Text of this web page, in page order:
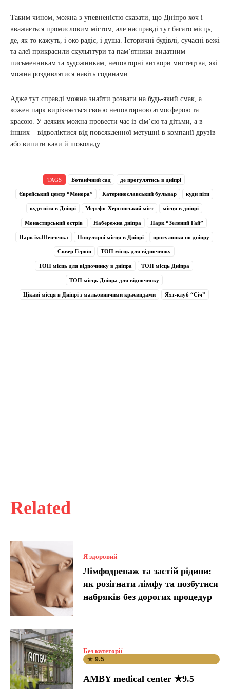
Related
Я здоровий
Лімфодренаж та застій рідини:
як розігнати лімфу та позбутися
набряків без дорогих процедур
Без категорії
★ 9.5
AMBY medical center ★9.5
Таким чином, можна з упевненістю сказати, що Дніпро хоч і
вважається промисловим містом, але насправді тут багато місць,
де, як то кажуть, і око радіє, і душа. Історичні будівлі, сучасні вежі
та алеї прикрасили скульптури та пам’ятники видатним
письменникам та художникам, неповторні витвори мистецтва, які
можна роздивлятися навіть годинами.
Адже тут справді можна знайти розваги на будь-який смак, а
кожен парк вирізняється своєю неповторною атмосферою та
красою. У деяких можна провести час із сім’єю та дітьми, а в
інших – відволіктися від повсякденної метушні в компанії друзів
або випити кави й шоколаду.
TAGS Ботанічний сад де прогулятись в дніпрі
Єврейський центр “Менора” Катеринославський бульвар куди піти
куди піти в Дніпрі Мерефо-Херсонський міст місця в дніпрі
Монастирський острів Набережна дніпра Парк “Зелений Гай”
Парк ім.Шевченка Популярні місця в Дніпрі прогулянки по дніпру
Сквер Героїв ТОП місць для відпочинку
ТОП місць для відпочинку в дніпра ТОП місць Дніпра
ТОП місць Дніпра для відпочинку
Цікаві місця в Дніпрі з мальовничими краєвидами Яхт-клуб “Січ”